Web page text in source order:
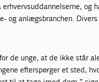
erhvervsuddannelserne,
og anlægsbranchen.
de unge, at de ikke står
efterspørger et sted,